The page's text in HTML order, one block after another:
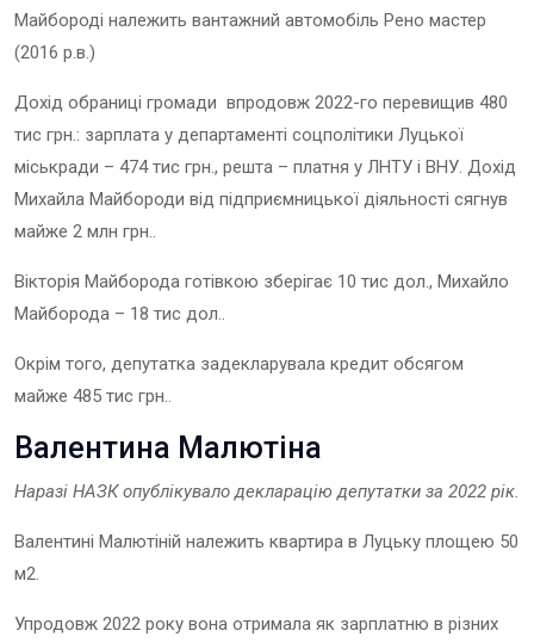
Майбороді належить вантажний автомобіль Рено мастер
(2016 р.в.)
Дохід обраниці громади впродовж 2022-го перевищив 480
тис грн.: зарплата у департаменті соцполітики Луцької
міськради – 474 тис грн., решта – платня у ЛНТУ і ВНУ. Дохід
Михайла Майбороди від підприємницької діяльності сягнув
майже 2 млн грн..
Вікторія Майборода готівкою зберігає 10 тис дол., Михайло
Майборода – 18 тис дол..
Окрім того, депутатка задекларувала кредит обсягом
майже 485 тис грн..
Валентина Малютіна
Наразі НАЗК опублікувало декларацію депутатки за 2022 рік.
Валентині Малютіній належить квартира в Луцьку площею 50
м2.
Упродовж 2022 року вона отримала як зарплатню в різних